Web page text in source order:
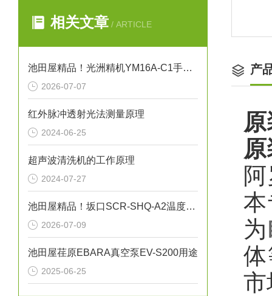
相关文章 / ARTICLE
池田屋精品！光洲精机YM16A-C1手动XY平台技术参数与应用解析
2026-07-07
红外脉冲透射光法测量原理
2024-06-25
超声波清洗机的工作原理
2024-07-27
池田屋精品！坂口SCR-SHQ-A2温度控制器技术参数
2026-07-09
池田屋荏原EBARA真空泵EV-S200用途
2025-06-25
产
为‌
市